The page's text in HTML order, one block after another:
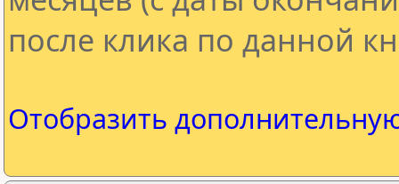
после клика по данной
Отобразить